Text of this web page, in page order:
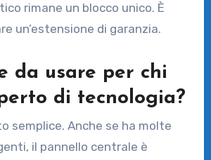
rimane un blocco unico. È
un’estensione di garanzia.
da usare per chi
di tecnologia?
semplice. Anche se ha molte
il pannello centrale è